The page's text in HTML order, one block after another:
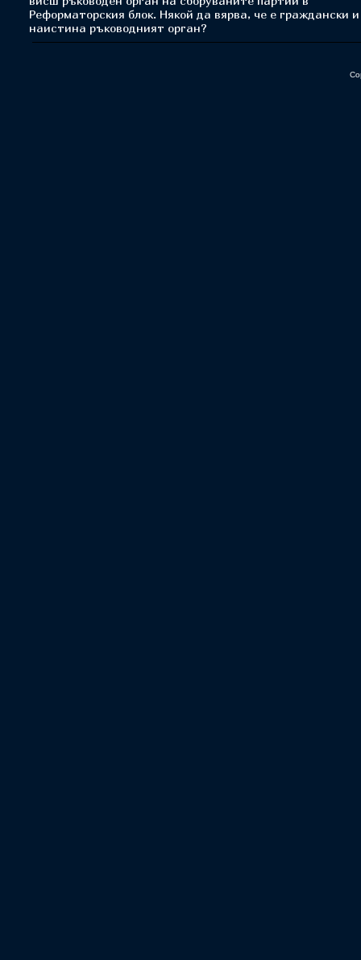
Реформаторския блок. Някой да вярва, че е граждански и
наистина ръководният орган?